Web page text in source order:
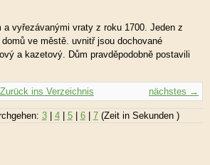
a vyřezávanými vraty z roku 1700. Jeden z
ve městě. uvnitř jsou dochované
a kazetový. Dům pravděpodobně postavili
nächstes →
Zurück ins Verzeichnis
3| 4| 5| 6| 7(Zeit in Sekunden )